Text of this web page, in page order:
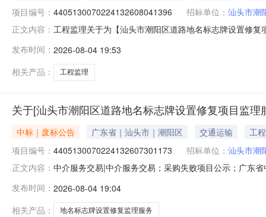
项目编号： 4405130070224132608041396 招标单位： 汕头市潮
正文内容： 工程监理关于为【汕头市潮阳区道路地名标志牌设置修
政管理的中介服务项目采购）投资审批项目否采购项目
标
发布时间： 2026-08-04 19:53
相关产品：
工程监理
关于[汕头市潮阳区道路地名标志牌设置修复项目监
中标｜废标公告 广东省｜汕头市｜潮阳区 交通运输
工程
项目编号： 4405130070224132607301173 招标单位： 汕头市潮
正文内容： 中介服务交易|中介服务交易；采购失败项目公示；广东
服务公司，均不符合我方服务需求。采购失败时间：
发布时间： 2026-08-04 19:04
相关产品：
地名标志牌设置修复监理服务